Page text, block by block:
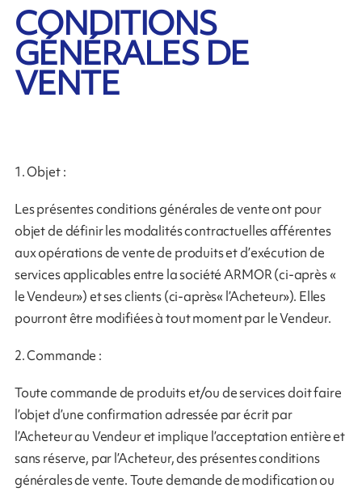
CONDITIONS
GÉNÉRALES DE
VENTE
1. Objet :
Les présentes conditions générales de vente ont pour
objet de définir les modalités contractuelles afférentes
aux opérations de vente de produits et d’exécution de
services applicables entre la société ARMOR (ci-après «
le Vendeur») et ses clients (ci-après« l’Acheteur»). Elles
pourront être modifiées à tout moment par le Vendeur.
2. Commande :
Toute commande de produits et/ou de services doit faire
l’objet d’une confirmation adressée par écrit par
l’Acheteur au Vendeur et implique l’acceptation entière et
sans réserve, par l’Acheteur, des présentes conditions
générales de vente. Toute demande de modification ou